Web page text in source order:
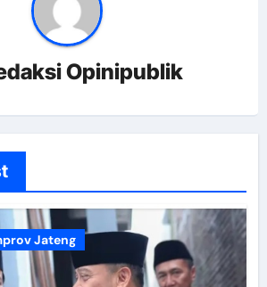
Opinipublik
Jateng